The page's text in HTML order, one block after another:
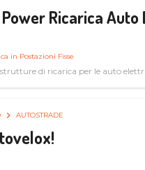
Power Ricarica
in Postazioni Fisse
di ricarica per le auto
AUTOSTRADE